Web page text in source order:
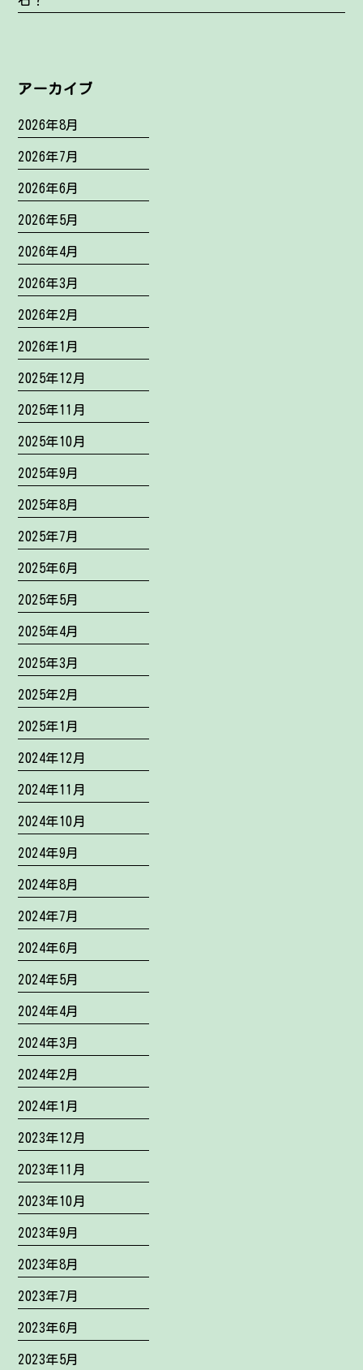
アーカイブ
2026年8月
2026年7月
2026年6月
2026年5月
2026年4月
2026年3月
2026年2月
2026年1月
2025年12月
2025年11月
2025年10月
2025年9月
2025年8月
2025年7月
2025年6月
2025年5月
2025年4月
2025年3月
2025年2月
2025年1月
2024年12月
2024年11月
2024年10月
2024年9月
2024年8月
2024年7月
2024年6月
2024年5月
2024年4月
2024年3月
2024年2月
2024年1月
2023年12月
2023年11月
2023年10月
2023年9月
2023年8月
2023年7月
2023年6月
2023年5月